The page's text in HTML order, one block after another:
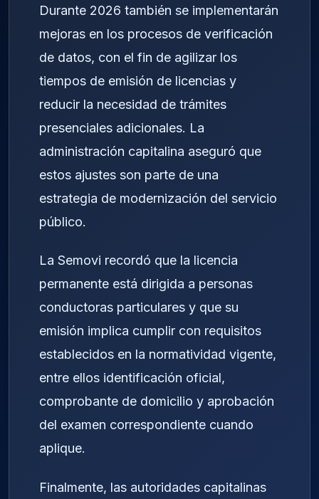
Durante 2026 también se implementarán
mejoras en los procesos de verificación
de datos, con el fin de agilizar los
tiempos de emisión de licencias y
reducir la necesidad de trámites
presenciales adicionales. La
administración capitalina aseguró que
estos ajustes son parte de una
estrategia de modernización del servicio
público.
La Semovi recordó que la licencia
permanente está dirigida a personas
conductoras particulares y que su
emisión implica cumplir con requisitos
establecidos en la normatividad vigente,
entre ellos identificación oficial,
comprobante de domicilio y aprobación
del examen correspondiente cuando
aplique.
Finalmente, las autoridades capitalinas